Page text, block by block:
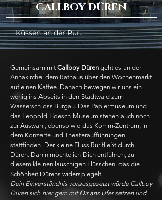
CALLBOY DÜREN
Küssen an der Rur.
Gemeinsam mit Callboy Düren geht es an der
Annakirche, dem Rathaus über den Wochenmarkt
auf einen Kaffee. Danach bewegen wir uns ein
wenig ins Abseits in den Stadtwald zum
Wasserschloss Burgau. Das Papiermuseum und
das Leopold-Hoesch-Museum stehen auch noch
zur Auswahl, ebenso wie das Komm-Zentrum, in
dem Konzerte und Theateraufführungen
stattfinden. Der kleine Fluss Rur fließt durch
Düren. Dahin möchte ich Dich entführen, zu
diesem kleinen lauschigen Flüsschen, das die
Schönheit Dürens widerspiegelt.
Dein Einverständnis vorausgesetzt würde Callboy
Düren sich hier gern mit Dir ans Ufer setzen und